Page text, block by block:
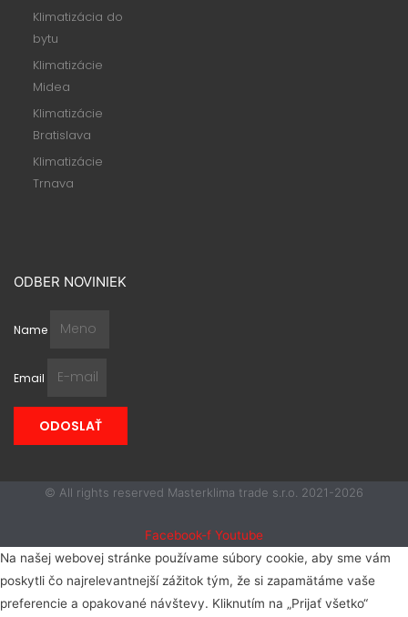
Klimatizácia do
bytu
Klimatizácie
Midea
Klimatizácie
Bratislava
Klimatizácie
Trnava
ODBER NOVINIEK
Name
Email
ODOSLAŤ
© All rights reserved Masterklima trade s.r.o. 2021-2026
Facebook-f Youtube
Na našej webovej stránke používame súbory cookie, aby sme vám
poskytli čo najrelevantnejší zážitok tým, že si zapamätáme vaše
preferencie a opakované návštevy. Kliknutím na „Prijať všetko“